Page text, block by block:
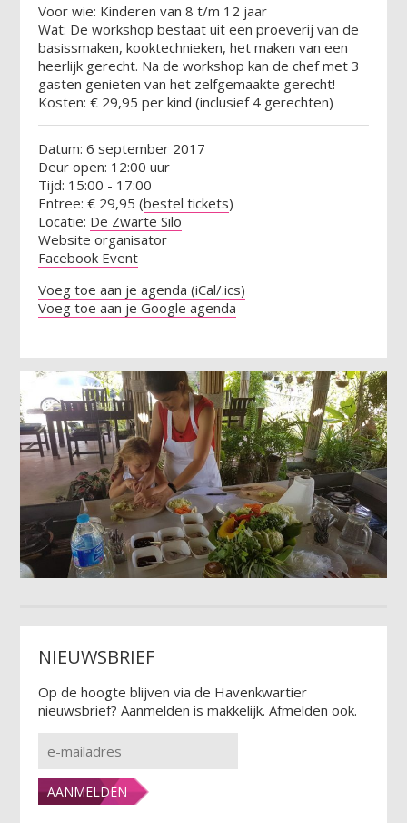
Voor wie: Kinderen van 8 t/m 12 jaar
Wat: De workshop bestaat uit een proeverij van de
basissmaken, kooktechnieken, het maken van een
heerlijk gerecht. Na de workshop kan de chef met 3
gasten genieten van het zelfgemaakte gerecht!
Kosten: € 29,95 per kind (inclusief 4 gerechten)
Datum: 6 september 2017
Deur open: 12:00 uur
Tijd: 15:00 - 17:00
Entree: € 29,95 (bestel tickets)
Locatie: De Zwarte Silo
Website organisator
Facebook Event
Voeg toe aan je agenda (iCal/.ics)
Voeg toe aan je Google agenda
NIEUWSBRIEF
Op de hoogte blijven via de Havenkwartier
nieuwsbrief? Aanmelden is makkelijk. Afmelden ook.